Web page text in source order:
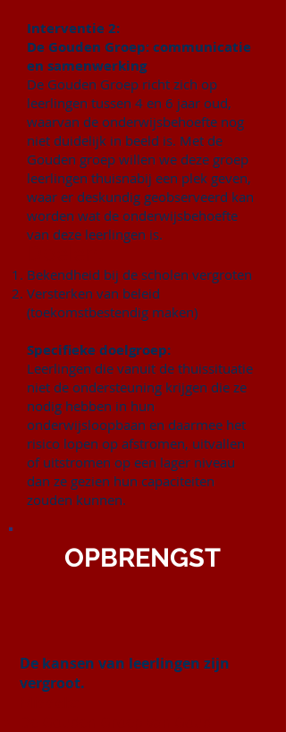
Interventie 2:
De Gouden Groep: communicatie
en samenwerking
De Gouden Groep richt zich op
leerlingen tussen 4 en 6 jaar oud,
waarvan de onderwijsbehoefte nog
niet duidelijk in beeld is. Met de
Gouden groep willen we deze groep
leerlingen thuisnabij een plek geven,
waar er deskundig geobserveerd kan
worden wat de onderwijsbehoefte
van deze leerlingen is.
Bekendheid bij de scholen vergroten
Versterken van beleid
(toekomstbestendig maken)
Specifieke doelgroep:
Leerlingen die vanuit de thuissituatie
niet de ondersteuning krijgen die ze
nodig hebben in hun
onderwijsloopbaan en daarmee het
risico lopen op afstromen, uitvallen
of uitstromen op een lager niveau
dan ze gezien hun capaciteiten
zouden kunnen.
OPBRENGST
De kansen van leerlingen zijn
vergroot.